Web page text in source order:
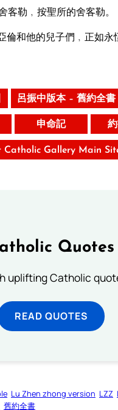
勒﹐按聖所的舍客勒。
和他的兒子們﹐正如永
呂振中版本 – 舊約全書
申命記
Catholic Gallery Main
Quotes
uplifting Catholic
READ QUOTES
Lu Zhen zhong version LZZ
舊約全書